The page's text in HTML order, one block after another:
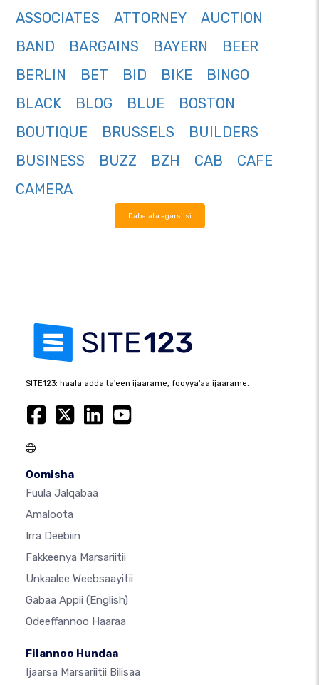
ASSOCIATES
ATTORNEY
AUCTION
BAND
BARGAINS BAYERN
BEER
BERLIN
BET BID BIKE
BINGO
BLACK
BLOG BLUE
BOSTON
BOUTIQUE
BRUSSELS
BUILDERS
BUSINESS
BUZZ BZH CAB
CAFE
CAMERA
Dabalata agarsiisi
SITE123: haala adda ta'een ijaarame, fooyya'aa ijaarame.
Oomisha
Fuula Jalqabaa
Amaloota
Irra Deebiin
Fakkeenya Marsariitii
Unkaalee Weebsaayitii
Gabaa Appii (English)
Odeeffannoo Haaraa
Filannoo Hundaa
Ijaarsa Marsariitii Bilisaa